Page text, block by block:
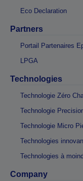
Eco Declaration
Partners
Portail Partenaires
LPGA
Technologies
Technologie Zéro
Technologie
Technologie Micro
Technologies
Technologies à
Company